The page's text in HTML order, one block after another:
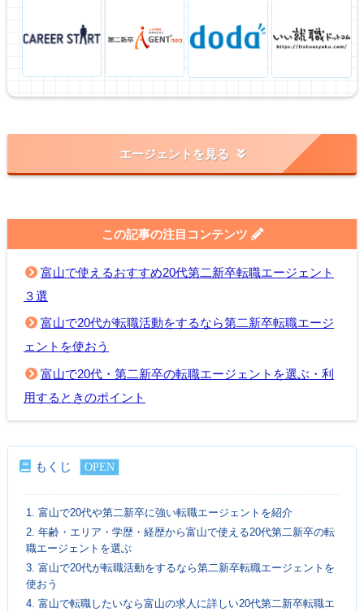
エージェントを見る
この記事の注目コンテンツ
富山で使えるおすすめ20代第二新卒転職エージェント
３選
富山で20代が転職活動をするなら第二新卒転職エージ
ェントを使おう
富山で20代・第二新卒の転職エージェントを選ぶ・利
用するときのポイント
もくじ
1.
富山で20代や第二新卒に強い転職エージェントを紹介
2. 年齢・エリア・学歴・経歴から富山で使える20代第二新卒の転
職エージェントを選ぶ
3. 富山で20代が転職活動をするなら第二新卒転職エージェントを
使おう
4. 富山で転職したいなら富山の求人に詳しい20代第二新卒転職エ